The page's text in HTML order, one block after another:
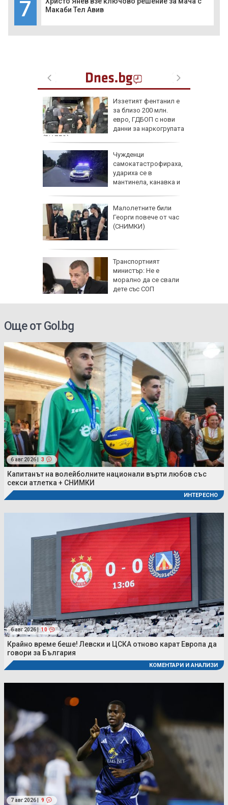
7
Макаби Тел Авив
Иззетият фентанил е
за близо 200 млн.
евро, ГДБОП с нови
данни за наркогрупата
(ВИДЕО)
Чужденци
самокатастрофираха,
удариха се в
мантинела, канавка и
Малолетните били
Георги повече от час
(СНИМКИ)
Транспортният
министър: Не е
морално да се свали
дете със СОП
Още от Gol.bg
6 авг 2026 | 3
Капитанът на волейболните национали върти любов със
секси атлетка + СНИМКИ
ИНТЕРЕСНО
6 авг 2026 | 10
Крайно време беше! Левски и ЦСКА отново карат Европа да
говори за България
КОМЕНТАРИ И АНАЛИЗИ
7 авг 2026 | 9